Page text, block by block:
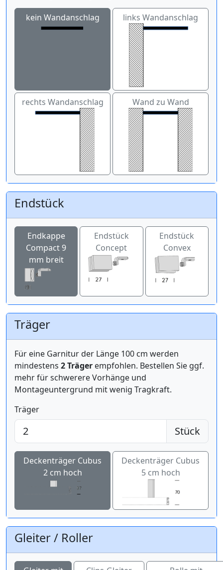
kein Wandanschlag links Wandanschlag
rechts Wandanschlag Wand zu Wand
Endstück
Endkappe
Compact 9
mm breit
Endstück
Concept
Endstück
Convex
Träger
Für eine Garnitur der Länge 100 cm werden
mindestens 2 Träger empfohlen. Bestellen Sie ggf.
mehr für schwerere Vorhänge und
Montageuntergrund mit wenig Tragkraft.
Träger
Stück
Deckenträger Cubus
2 cm hoch
Deckenträger Cubus
5 cm hoch
Gleiter / Roller